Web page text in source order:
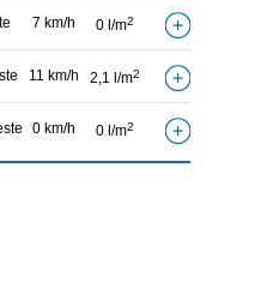
7 km/h 0 l/m2
11 km/h 2,1 l/m2
0 km/h 0 l/m2